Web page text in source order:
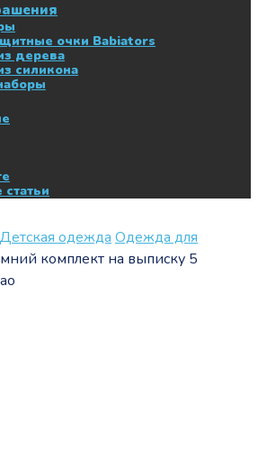
очки Babiators
дерева
силикона
Детская одежда Одежда для
комплект на выписку 5